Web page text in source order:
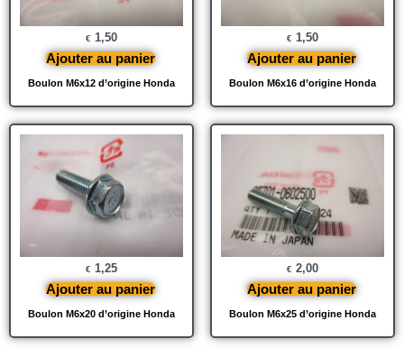
Boulon M6x12 d’origine Honda
€ 1,50
Ajouter au panier
Boulon M6x16 d’origine Honda
€ 1,50
Ajouter au panier
Boulon M6x20 d’origine Honda
€ 1,25
Ajouter au panier
Boulon M6x25 d’origine Honda
€ 2,00
Ajouter au panier